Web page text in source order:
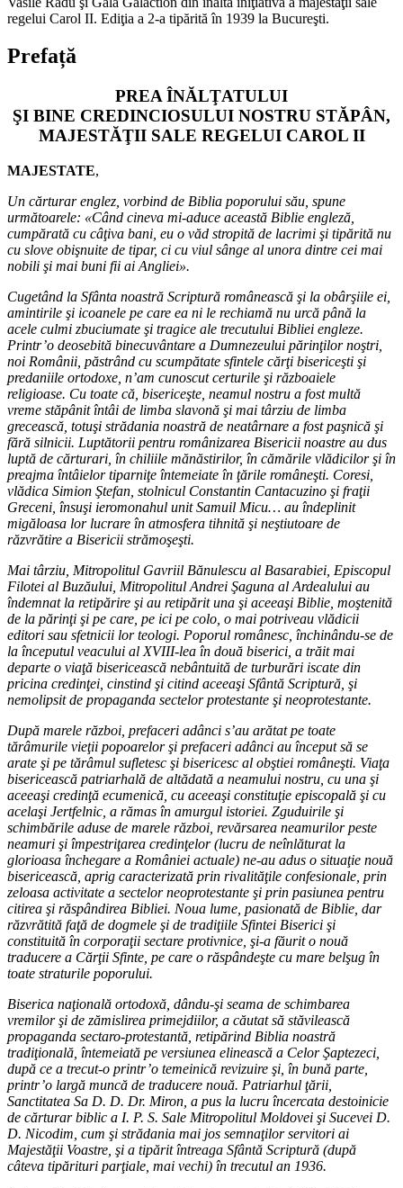
regelui Carol II. Ediţia a 2-a tipărită în 1939 la Bucureşti.
Prefață
PREA ÎNĂLŢATULUI
ŞI BINE CREDINCIOSULUI NOSTRU STĂPÂN,
MAJESTĂŢII SALE REGELUI CAROL II
MAJESTATE,
Un cărturar englez, vorbind de Biblia poporului său, spune
următoarele: «Când cineva mi-aduce această Biblie engleză,
cumpărată cu câţiva bani, eu o văd stropită de lacrimi şi tipărită nu
cu slove obişnuite de tipar, ci cu viul sânge al unora dintre cei mai
nobili şi mai buni fii ai Angliei».
Cugetând la Sfânta noastră Scriptură românească şi la obârşiile ei,
amintirile şi icoanele pe care ea ni le rechiamă nu urcă până la
acele culmi zbuciumate şi tragice ale trecutului Bibliei engleze.
Printr’o deosebită binecuvântare a Dumnezeului părinţilor noştri,
noi Românii, păstrând cu scumpătate sfintele cărţi bisericeşti şi
predaniile ortodoxe, n’am cunoscut certurile şi războaiele
religioase. Cu toate că, bisericeşte, neamul nostru a fost multă
vreme stăpânit întâi de limba slavonă şi mai târziu de limba
grecească, totuşi strădania noastră de neatârnare a fost paşnică şi
fără silnicii. Luptătorii pentru românizarea Bisericii noastre au dus
luptă de cărturari, în chiliile mănăstirilor, în cămările vlădicilor şi în
preajma întâielor tiparniţe întemeiate în ţările româneşti. Coresi,
vlădica Simion Ştefan, stolnicul Constantin Cantacuzino şi fraţii
Greceni, însuşi ieromonahul unit Samuil Micu… au îndeplinit
migăloasa lor lucrare în atmosfera tihnită şi neştiutoare de
răzvrătire a Bisericii strămoşeşti.
Mai târziu, Mitropolitul Gavriil Bănulescu al Basarabiei, Episcopul
Filotei al Buzăului, Mitropolitul Andrei Şaguna al Ardealului au
îndemnat la retipărire şi au retipărit una şi aceeaşi Biblie, moştenită
de la părinţi şi pe care, pe ici pe colo, o mai potriveau vlădicii
editori sau sfetnicii lor teologi. Poporul românesc, închinându-se de
la începutul veacului al XVIII-lea în două biserici, a trăit mai
departe o viaţă bisericească nebântuită de turburări iscate din
pricina credinţei, cinstind şi citind aceeaşi Sfântă Scriptură, şi
nemolipsit de propaganda sectelor protestante şi neoprotestante.
După marele război, prefaceri adânci s’au arătat pe toate
tărâmurile vieţii popoarelor şi prefaceri adânci au început să se
arate şi pe tărâmul sufletesc şi bisericesc al obştiei româneşti. Viaţa
bisericească patriarhală de altădată a neamului nostru, cu una şi
aceeaşi credinţă ecumenică, cu aceeaşi constituţie episcopală şi cu
acelaşi Jertfelnic, a rămas în amurgul istoriei. Zguduirile şi
schimbările aduse de marele război, revărsarea neamurilor peste
neamuri şi împestriţarea credinţelor (lucru de neînlăturat la
glorioasa închegare a României actuale) ne-au adus o situaţie nouă
bisericească, aprig caracterizată prin rivalităţile confesionale, prin
zeloasa activitate a sectelor neoprotestante şi prin pasiunea pentru
citirea şi răspândirea Bibliei. Noua lume, pasionată de Biblie, dar
răzvrătită faţă de dogmele şi de tradiţiile Sfintei Biserici şi
constituită în corporaţii sectare protivnice, şi-a făurit o nouă
traducere a Cărţii Sfinte, pe care o răspândeşte cu mare belşug în
toate straturile poporului.
Biserica naţională ortodoxă, dându-şi seama de schimbarea
vremilor şi de zămislirea primejdiilor, a căutat să stăvilească
propaganda sectaro-protestantă, retipărind Biblia noastră
tradiţională, întemeiată pe versiunea elinească a Celor Şaptezeci,
după ce a trecut-o printr’o temeinică revizuire şi, în bună parte,
printr’o largă muncă de traducere nouă. Patriarhul ţării,
Sanctitatea Sa D. D. Dr. Miron, a pus la lucru încercata destoinicie
de cărturar biblic a I. P. S. Sale Mitropolitul Moldovei şi Sucevei D.
D. Nicodim, cum şi strădania mai jos semnaţilor servitori ai
Majestăţii Voastre, şi a tipărit întreaga Sfântă Scriptură (după
câteva tipărituri parţiale, mai vechi) în trecutul an 1936.